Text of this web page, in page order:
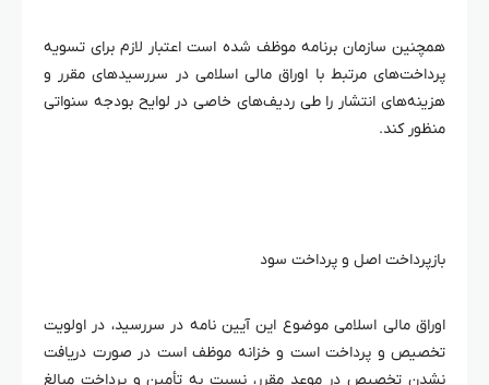
همچنین سازمان برنامه موظف شده است اعتبار لازم برای تسویه
پرداخت‌های مرتبط با اوراق مالی اسلامی در سررسیدهای مقرر و
هزینه‌های انتشار را طی ردیف‌های خاصی در لوایح بودجه سنواتی
منظور کند.
بازپرداخت اصل و پرداخت سود
اوراق مالی اسلامی موضوع این آیین نامه در سررسید، در اولویت
تخصیص و پرداخت است و خزانه موظف است در صورت دریافت
نشدن تخصیص در موعد مقرر، نسبت به تأمین و پرداخت مبالغ